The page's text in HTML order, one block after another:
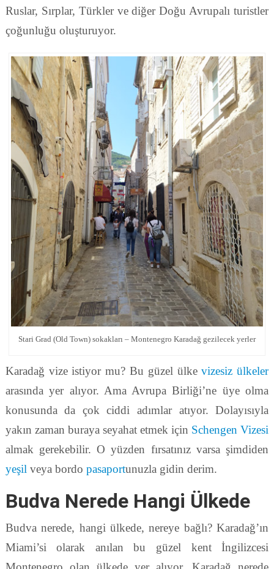
Ruslar, Sırplar, Türkler ve diğer Doğu Avrupalı turistler
çoğunluğu oluşturuyor.
Stari Grad (Old Town) sokakları – Montenegro Karadağ gezilecek yerler
Karadağ vize istiyor mu? Bu güzel ülkevizesiz ülkeler
arasında yer alıyor. Ama Avrupa Birliği’ne üye olma
konusunda da çok ciddi adımlar atıyor. Dolayısıyla
yakın zaman buraya seyahat etmek için Schengen Vizesi
almak gerekebilir. O yüzden fırsatınız varsa şimdiden
yeşilveya bordo pasaportunuzla gidin derim.
Budva Nerede Hangi Ülkede
Budva nerede, hangi ülkede, nereye bağlı? Karadağ’ın
Miami’si olarak anılan bu güzel kent İngilizcesi